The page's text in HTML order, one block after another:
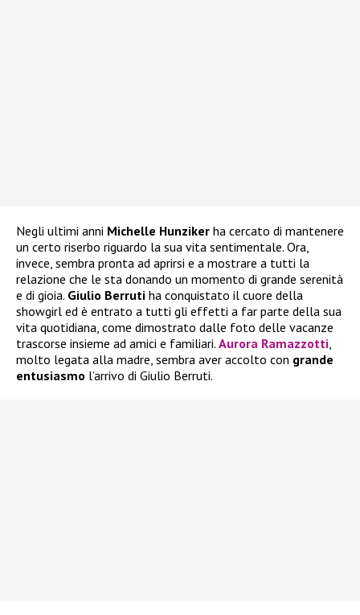
Negli ultimi anni Michelle Hunziker ha cercato di mantenere
un certo riserbo riguardo la sua vita sentimentale. Ora,
invece, sembra pronta ad aprirsi e a mostrare a tutti la
relazione che le sta donando un momento di grande serenità
e di gioia. Giulio Berruti ha conquistato il cuore della
showgirl ed è entrato a tutti gli effetti a far parte della sua
vita quotidiana, come dimostrato dalle foto delle vacanze
trascorse insieme ad amici e familiari. Aurora Ramazzotti
molto legata alla madre, sembra aver accolto con grande
entusiasmo l’arrivo di Giulio Berruti.